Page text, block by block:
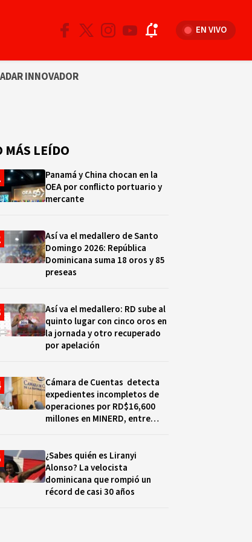
EN VIVO
INNOVADOR
MÁS LEÍDO
Panamá y China chocan en la
OEA por conflicto portuario y
mercante
Así va el medallero de Santo
Domingo 2026: República
Dominicana suma 18 oros y 85
preseas
Así va el medallero: RD sube al
quinto lugar con cinco oros en
la jornada y otro recuperado
por apelación
Cámara de Cuentas detecta
expedientes incompletos de
operaciones por RD$16,600
millones en MINERD, entre
¿Sabes quién es Liranyi
Alonso? La velocista
dominicana que rompió un
récord de casi 30 años